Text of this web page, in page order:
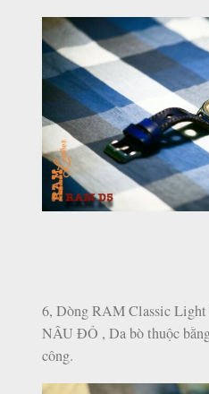
6, Dòng RAM Classic
NÂU ĐỎ , Da bò thuộc
công.